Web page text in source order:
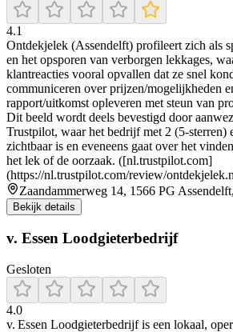
4.1
Ontdekjelek (Assendelft) profileert zich als
en het opsporen van verborgen lekkages,
klantreacties vooral opvallen dat ze snel
communiceren over prijzen/mogelijkheden
rapport/uitkomst opleveren met steun van
Dit beeld wordt deels bevestigd door
Trustpilot, waar het bedrijf met 2 (5-sterren)
zichtbaar is en eveneens gaat over het
het lek of de oorzaak. ([nl.trustpilot.com]
(https://nl.trustpilot.com/review/
Zaandammerweg 14, 1566 PG
Bekijk details
v. Essen Loodgieterbedrijf
Gesloten
4.0
v. Essen Loodgieterbedrijf is een lokaal,